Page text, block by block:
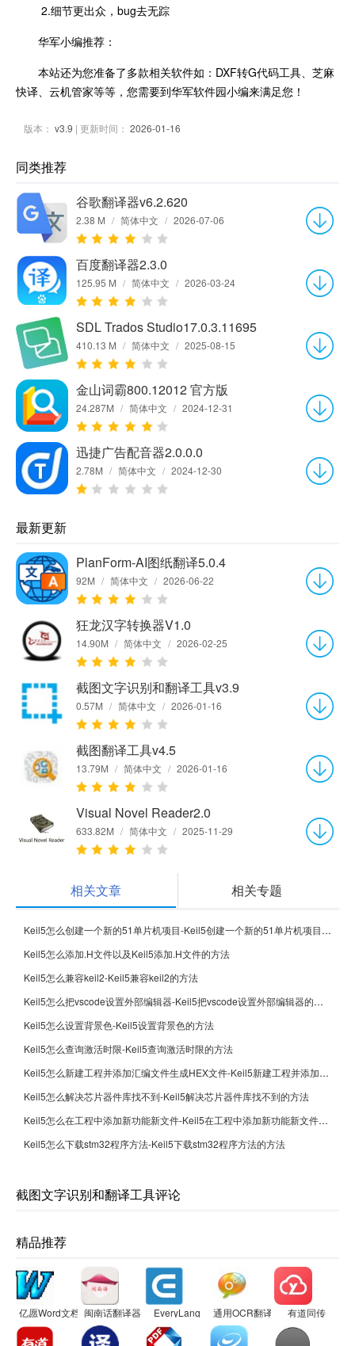
2.细节更出众，bug去无踪
华军小编推荐：
本站还为您准备了多款相关软件如：DXF转G代码工具、芝麻
快译、云机管家等等，您需要到华军软件园小编来满足您！
版本： v3.9 | 更新时间： 2026-01-16
同类推荐
谷歌翻译器v6.2.620
2.38 M / 简体中文 / 2026-07-06
百度翻译器2.3.0
125.95 M / 简体中文 / 2026-03-24
SDL Trados Studio17.0.3.11695
410.13 M / 简体中文 / 2025-08-15
金山词霸800.12012 官方版
24.287M / 简体中文 / 2024-12-31
迅捷广告配音器2.0.0.0
2.78M / 简体中文 / 2024-12-30
最新更新
PlanForm-AI图纸翻译5.0.4
92M / 简体中文 / 2026-06-22
狂龙汉字转换器V1.0
14.90M / 简体中文 / 2026-02-25
截图文字识别和翻译工具v3.9
0.57M / 简体中文 / 2026-01-16
截图翻译工具v4.5
13.79M / 简体中文 / 2026-01-16
Visual Novel Reader2.0
633.82M / 简体中文 / 2025-11-29
相关文章 相关专题
Keil5怎么创建一个新的51单片机项目-Keil5创建一个新的51单片机项目的方法
Keil5怎么添加.H文件以及Keil5添加.H文件的方法
Keil5怎么兼容keil2-Keil5兼容keil2的方法
Keil5怎么把vscode设置外部编辑器-Keil5把vscode设置外部编辑器的方法
Keil5怎么设置背景色-Keil5设置背景色的方法
Keil5怎么查询激活时限-Keil5查询激活时限的方法
Keil5怎么新建工程并添加汇编文件生成HEX文件-Keil5新建工程并添加汇编文件生成HEX文件的方法
Keil5怎么解决芯片器件库找不到-Keil5解决芯片器件库找不到的方法
Keil5怎么在工程中添加新功能新文件-Keil5在工程中添加新功能新文件的方法
Keil5怎么下载stm32程序方法-Keil5下载stm32程序方法的方法
截图文字识别和翻译工具评论
精品推荐
亿愿Word文档批量多语言翻译
闽南话翻译器 EveryLang 通用OCR翻译 有道同传